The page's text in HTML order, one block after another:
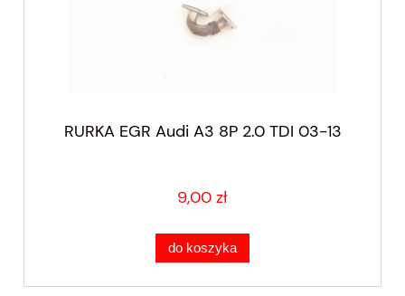
RURKA EGR Audi A3 8P 2.0 TDI 03-13
9,00 zł
do koszyka